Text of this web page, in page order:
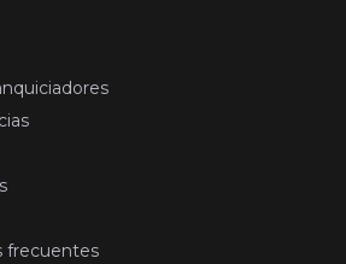
frecuentes